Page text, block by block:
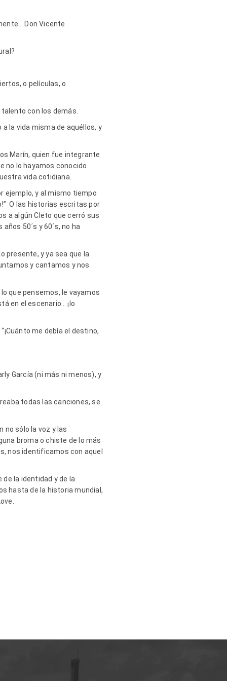
Don Vicente
o películas, o
con los demás.
la vida misma de aquéllos, y
Marín, quien fue integrante
no lo hayamos conocido
vida cotidiana.
ejemplo, y al mismo tiempo
O las historias escritas por
a algún Cleto que cerró sus
50´s y 60´s, no ha
presente, y ya sea que la
y cantamos y nos
que pensemos, le vayamos
en el escenario… ¡lo
me debía el destino,
García (ni más ni menos), y
todas las canciones, se
no sólo la voz y las
broma o chiste de lo más
nos identificamos con aquel
la identidad y de la
hasta de la historia mundial,